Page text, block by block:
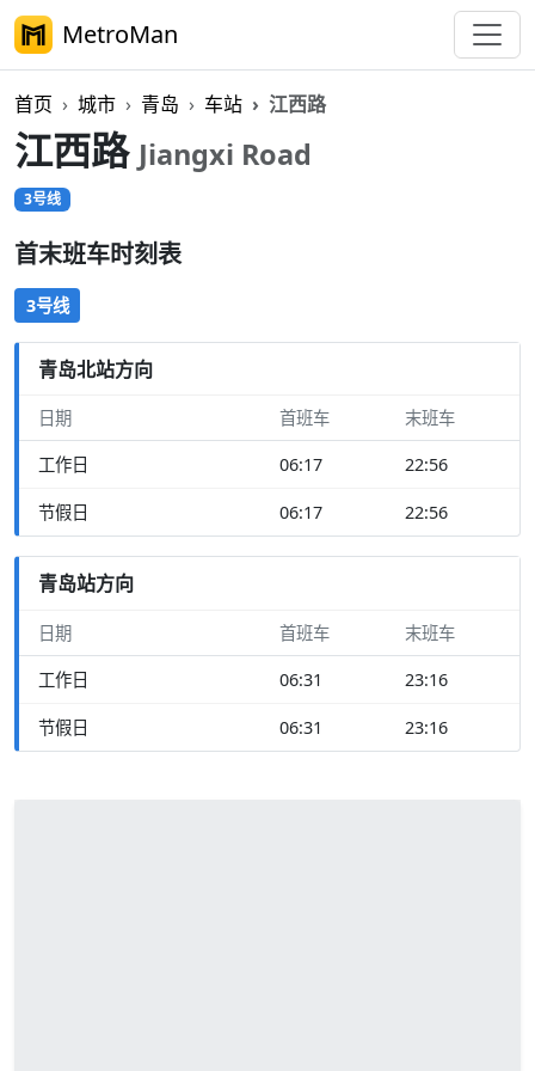
MetroMan
首页 城市 青岛 车站 江西路
江西路 Jiangxi Road
3号线
首末班车时刻表
3号线
青岛北站方向
日期 首班车 末班车
工作日 06:17 22:56
节假日 06:17 22:56
青岛站方向
日期 首班车 末班车
工作日 06:31 23:16
节假日 06:31 23:16